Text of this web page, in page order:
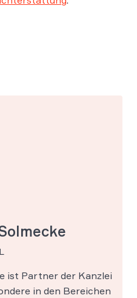
ist Partner der Kanzlei
in den Bereichen